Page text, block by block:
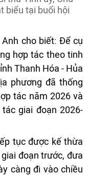
biểu tại buổi hội
cho biết: Để cụ
hợp tác theo tinh
Thanh Hóa - Hủa
phương đã thống
tác năm 2026 và
giai đoạn 2026-
tục được kế thừa
đoạn trước, đưa
càng đi vào chiều